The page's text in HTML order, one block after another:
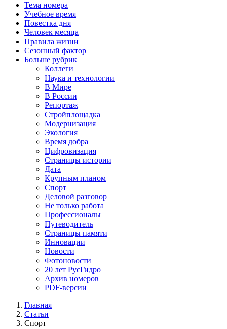
Тема номера
Учебное время
Повестка дня
Человек месяца
Правила жизни
Сезонный фактор
Больше рубрик
Коллеги
Наука и технологии
В Мире
В России
Репортаж
Стройплощадка
Модернизация
Экология
Время добра
Цифровизация
Страницы истории
Дата
Крупным планом
Спорт
Деловой разговор
Не только работа
Профессионалы
Путеводитель
Страницы памяти
Инновации
Новости
Фотоновости
20 лет РусГидро
Архив номеров
PDF-версии
Главная
Статьи
Спорт